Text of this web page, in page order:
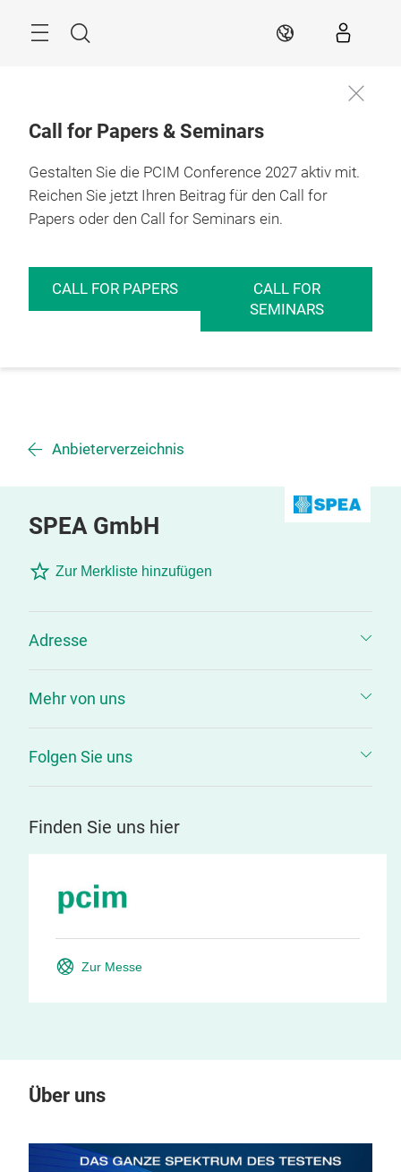
Suche DE
Call for Papers & Seminars
Gestalten Sie die PCIM Conference 2027 aktiv mit.
Reichen Sie jetzt Ihren Beitrag für den Call for
Papers oder den Call for Seminars ein.
CALL FOR PAPERS
CALL FOR
SEMINARS
Anbieterverzeichnis
SPEA GmbH
Zur Merkliste hinzufügen
Adresse
Mehr von uns
Folgen Sie uns
Finden Sie uns hier
Zur Messe
Über uns